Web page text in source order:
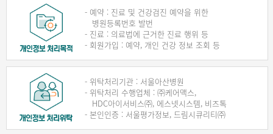
- 예약 : 진료 및 건강검진 예약을 위한
병원등록번호 발번
- 진료 : 의료법에 근거한 진료 행위 등
- 회원가입 : 예약, 개인 건강 정보 조회 등
- 위탁처리기관 : 서울아산병원
- 위탁처리 수행업체 : ㈜케어맥스,
HDC아이서비스㈜, 에스넷시스템, 비즈톡
- 본인인증 : 서울평가정보, 드림시큐리티㈜